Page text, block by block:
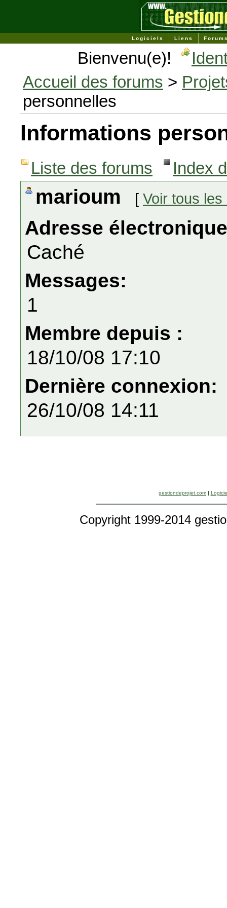
Logiciels Liens
Bienvenu(e)!
Accueil des forums >
personnelles
Informations
Liste des forums Index
marioum [ Voir tous
Adresse
Caché
Messages:
1
Membre depuis :
18/10/08 17:10
Dernière connexion:
26/10/08 14:11
gestiondeprojet.com|
Copyright 1999-2014